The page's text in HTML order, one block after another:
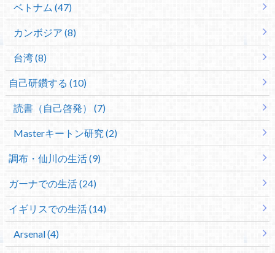
ベトナム (47)
カンボジア (8)
台湾 (8)
自己研鑽する (10)
読書（自己啓発） (7)
Masterキートン研究 (2)
調布・仙川の生活 (9)
ガーナでの生活 (24)
イギリスでの生活 (14)
Arsenal (4)